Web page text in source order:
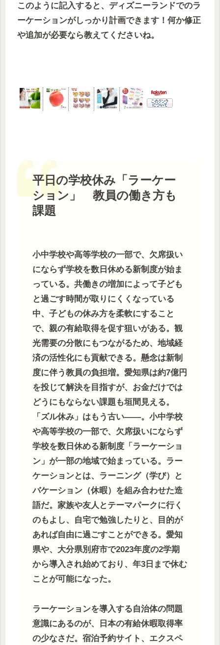
このように記入すると、ディズニーランドでのラ
ーケーションがしっかり計画できます！何か修正
や追加が必要なら教えてくださいね。
平日の学校休み「ラーケー
ション」 教員の働き方も
課題
小中学校や高等学校の一部で、欠席扱い
にならず学校を数日休める新制度が始ま
っている。共働きの増加によって子ども
と過ごす時間が取りにくくなっている
中、子どもの休み方を柔軟にすること
で、親の有給取得を促す狙いがある。観
光需要の分散にもつながるため、地域経
済の活性化にも貢献できる。懸念は新制
度に伴う教員の負担増。愛知県は約7億円
を投じて解決を目指すが、お金だけでは
どうにもならない課題も垣間見える。
「ズル休み」はもう古い――。小中学校
や高等学校の一部で、欠席扱いにならず
学校を数日休める新制度「ラーケーショ
ン」が一部の地域で始まっている。ラー
ケーションとは、ラーニング（学び）と
バケーション（休暇）を組み合わせた造
語だ。家族や友人とテーマパークに行く
のもよし、自宅で勉強したりと、目的が
あれば自由に過ごすことができる。愛知
県や、大分県別府市で2023年度の2学期
から導入され始めており、年3日まで休む
ことが可能になった。
ラーケーションを導入する自治体の問題
意識にあるのが、日本の有給休暇取得率
の少なさだ。宿泊予約サイト、エクスペ